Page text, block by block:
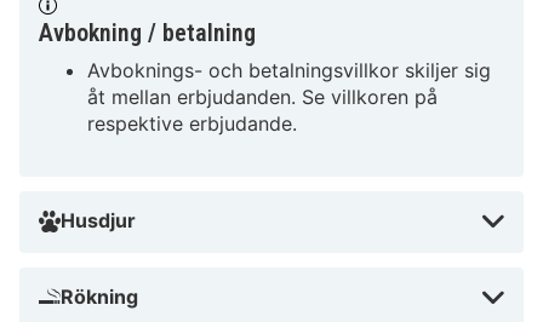
Avbokning / betalning
Avboknings- och betalningsvillkor skiljer sig
åt mellan erbjudanden. Se villkoren på
respektive erbjudande.
Husdjur
Rökning